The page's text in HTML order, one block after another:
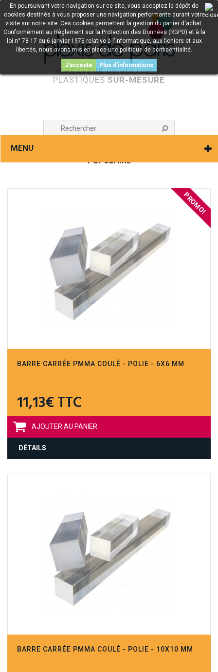
CRÉATEURDE VOLUMES
PLASTIQUES SUR-MESURE
MENU
En poursuivant votre navigation sur ce site, vous acceptez le dépôt de
cookies destinés à vous proposer une navigation performante durant votre
visite sur notre site. Ces cookies permettent la gestion du panier d'achat.
Conformément au Règlement sur la Protection des Données (RGPD) et à la
loi n° 78-17 du 6 janvier 1978 relative à l'informatique, aux fichiers et aux
libertés, nous avons mis en place une politique de confidentialité.
J'accepte Plus d'informations
POPULAIRE
PROMO!
BARRE CARRÉE PMMA COULÉ - POLIE - 6X6 MM
11,13€ TTC
AJOUTER AU PANIER
DÉTAILS
BARRE CARRÉE PMMA COULÉ - POLIE - 10X10 MM